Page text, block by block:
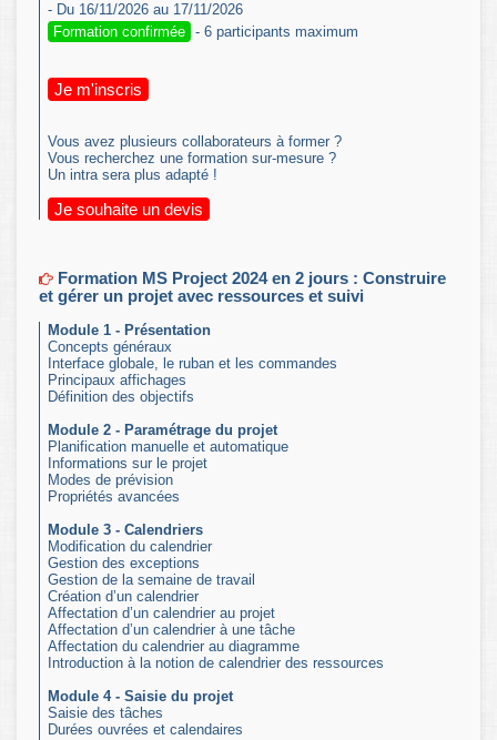
- Du 16/11/2026 au 17/11/2026
Formation confirmée - 6 participants maximum
Je m'inscris
Vous avez plusieurs collaborateurs à former ?
Vous recherchez une formation sur-mesure ?
Un intra sera plus adapté !
Je souhaite un devis
Formation MS Project 2024 en 2 jours : Construire
et gérer un projet avec ressources et suivi
Module 1 - Présentation
Concepts généraux
Interface globale, le ruban et les commandes
Principaux affichages
Définition des objectifs
Module 2 - Paramétrage du projet
Planification manuelle et automatique
Informations sur le projet
Modes de prévision
Propriétés avancées
Module 3 - Calendriers
Modification du calendrier
Gestion des exceptions
Gestion de la semaine de travail
Création d’un calendrier
Affectation d’un calendrier au projet
Affectation d’un calendrier à une tâche
Affectation du calendrier au diagramme
Introduction à la notion de calendrier des ressources
Module 4 - Saisie du projet
Saisie des tâches
Durées ouvrées et calendaires